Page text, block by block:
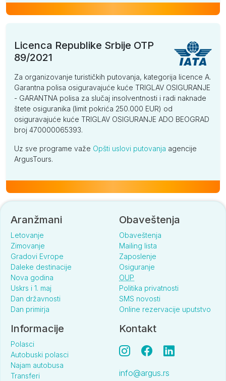
Licenca Republike Srbije OTP
89/2021
Za organizovanje turističkih putovanja, kategorija licence A.
Garantna polisa osiguravajuće kuće TRIGLAV OSIGURANJE
- GARANTNA polisa za slučaj insolventnosti i radi naknade
štete osiguranika (limit pokrića 250.000 EUR) od
osiguravajuće kuće TRIGLAV OSIGURANJE ADO BEOGRAD
broj 470000065393.
Uz sve programe važe Opšti uslovi putovanja agencije
ArgusTours.
Aranžmani
Letovanje
Zimovanje
Gradovi Evrope
Daleke destinacije
Nova godina
Uskrs i 1. maj
Dan državnosti
Dan primirja
Obaveštenja
Obaveštenja
Mailing lista
Zaposlenje
Osiguranje
OUP
Politika privatnosti
SMS novosti
Online rezervacije uputstvo
Informacije
Polasci
Autobuski polasci
Najam autobusa
Transferi
Kontakt
info@argus.rs